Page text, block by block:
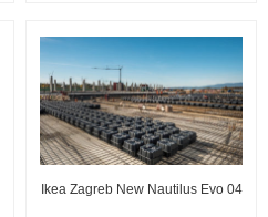
Ikea Zagreb New Nautilus Evo 04